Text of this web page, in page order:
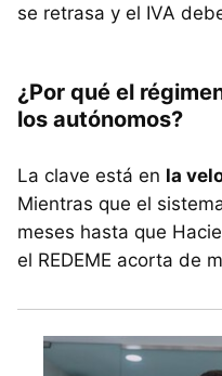
se retrasa y el IVA
¿Por qué el
los autónomos?
La clave está en la
Mientras que el
meses hasta que
el REDEME acorta de